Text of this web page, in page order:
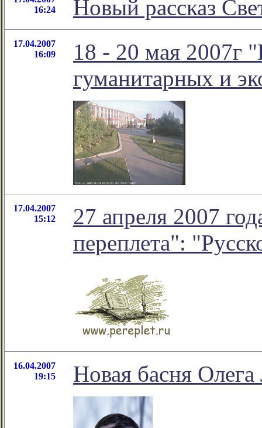
16:24
Новый рассказ
17.04.2007
16:09
18 - 20 мая 2007г
гуманитарных и
17.04.2007
15:12
27 апреля 2007
переплета":
16.04.2007
19:15
Новая басня